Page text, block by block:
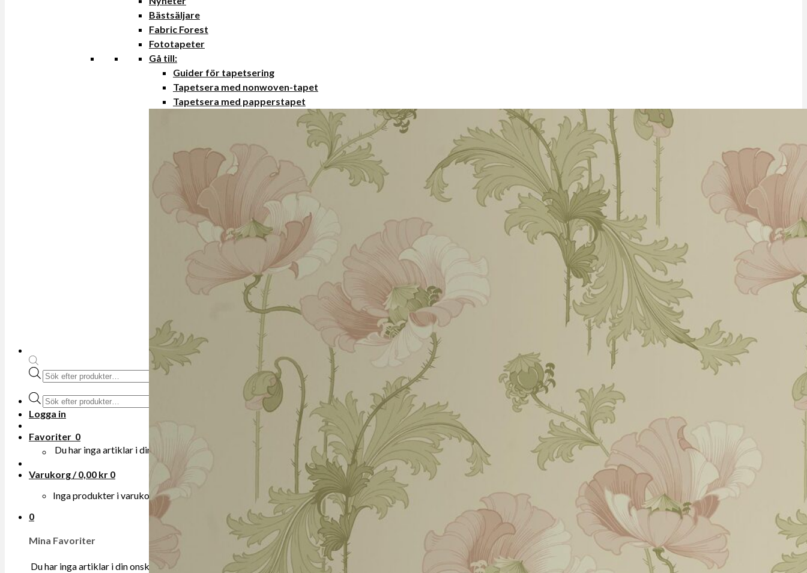
Produktsökning
Produktsökning
Logga in
Favoriter 0
Du har inga artiklar i din onskelista.
Varukorg /0,00 kr 0
Inga produkter i varukorgen.
0
Mina Favoriter
Du har inga artiklar i din onskelista.
Bästsäljare
Fabric Forest
Fototapeter
Gå till:
Guider för tapetsering
Tapetsera med nonwoven-tapet
Tapetsera med papperstapet